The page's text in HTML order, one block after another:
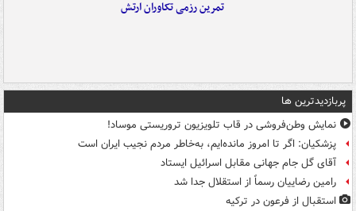
تمرین رزمی تکاوران ارتش
پربازدیدترین ها
نمایش وطن‌فروشی در قاب تلویزیون تروریستی موساد!
پزشکیان: اگر تا امروز مانده‌ایم، به‌خاطر مردم نجیب ایران است
آقای گل جام جهانی مقابل اسرائیل ایستاد
رامین رضاییان رسماً از استقلال جدا شد
استقبال از فرعون در ترکیه